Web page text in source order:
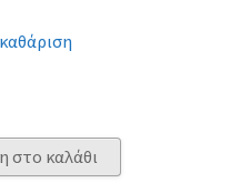
στο καλάθι